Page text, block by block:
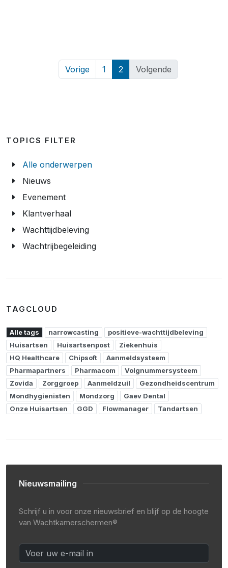
Vorige 1 2 Volgende
TOPICS FILTER
Alle onderwerpen
Nieuws
Evenement
Klantverhaal
Wachttijdbeleving
Wachtrijbegeleiding
TAGCLOUD
Alle tags narrowcasting
positieve-wachttijdbeleving
Huisartsen
Huisartsenpost
Ziekenhuis
HQ Healthcare
Chipsoft
Aanmeldsysteem
Pharmapartners
Pharmacom
Volgnummersysteem
Zovida
Zorggroep Aanmeldzuil
Gezondheidscentrum
Mondhygienisten
Mondzorg
Gaev Dental
Onze Huisartsen
GGD Flowmanager Tandartsen
Nieuwsmailing
Schrijf u in voor onze nieuwsbrief en blijf op de hoogte
van Wachtkamerschermen®